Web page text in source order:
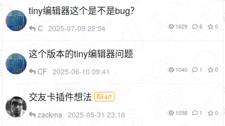
tiny编辑器这个是不是bug？
C 2025-07-09 22:54 1629 6 0
这个版本的tiny编辑器问题
CF 2025-06-10 09:41 1040 1 0
交友卡插件想法 4P
zackma 2025-05-31 23:16 1058 1 0